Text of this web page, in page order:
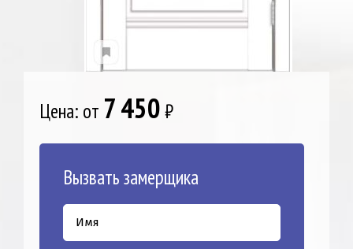
Цена: от 7 450₽
Вызвать замерщика